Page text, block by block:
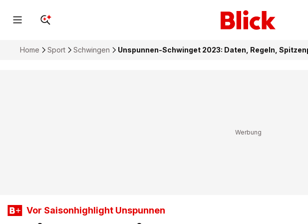
Home Sport Schwingen Unspunnen-Schwinget 2023: Daten, Regeln,
Vor Saisonhighlight Unspunnen